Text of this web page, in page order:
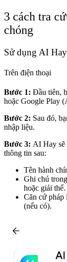
3 cách tra
chóng
Sử dụng AI Hay
Trên điện thoại
Bước 1: Đầu tiên,
hoặc Google Play
Bước 2: Sau đó,
nhập liệu.
Bước 3: AI Hay sẽ
thông tin sau:
Tên hành
Ghi chú
hoặc giải thể.
Căn cứ pháp
(nếu có).